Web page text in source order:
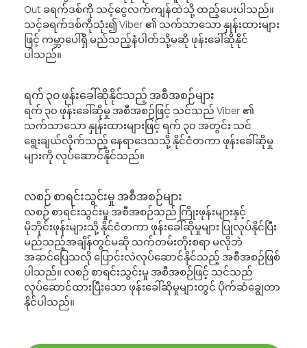
Out ခရက်ဒစ်ကို သင့်ငွေလက်ကျန်ထဲသို့ ထည့်ပေးပါသည်။
သင့်ခရက်ဒစ်ကိုသုံး၍ Viber ၏ သက်သာသော နှုန်းထားများ
ဖြင့် ကမ္ဘာပေါ်ရှိ မည်သည့်နံပါတ်သို့မဆို ဖုန်းခေါ်ဆိုနိုင်
ပါသည်။
ရက် ၃၀ ဖုန်းခေါ်ဆိုနိုင်သည့် အစီအစဉ်များ
ရက် ၃၀ ဖုန်းခေါ်ဆိုမှု အစီအစဉ်ဖြင့် သင်သည် Viber ၏
သက်သာသော နှုန်းထားများဖြင့် ရက် ၃၀ အတွင်း သင်
ရွေးချယ်လိုက်သည့် နေရာဒေသသို့ နိုင်ငံတကာ ဖုန်းခေါ်ဆိုမှု
များကို လုပ်ဆောင်နိုင်သည်။
လစဉ် စာရင်းသွင်းမှု အစီအစဉ်များ
လစဉ် စာရင်းသွင်းမှု အစီအစဉ်သည် ကြိုးဖုန်းများနှင့်
မိုဘိုင်းဖုန်းများသို့ နိုင်ငံတကာ ဖုန်းခေါ်ဆိုမှုများ ပြုလုပ်နိုင်ပြီး
မည်သည့်အချိန်တွင်မဆို သက်တမ်းတိုးစရာ မလိုဘဲ
အဆင်ပြေသလို ပြောင်းလဲလုပ်ဆောင်နိုင်သည့် အစီအစဉ်ဖြစ်
ပါသည်။ လစဉ် စာရင်းသွင်းမှု အစီအစဉ်ဖြင့် သင်သည်
လုပ်ဆောင်ထားပြီးသော ဖုန်းခေါ်ဆိုမှုများတွင် ပိုက်ဆံချွေတာ
နိုင်ပါသည်။